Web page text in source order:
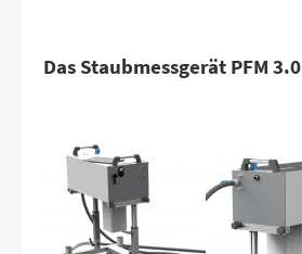
Das Staubmessgerät PFM 3.0